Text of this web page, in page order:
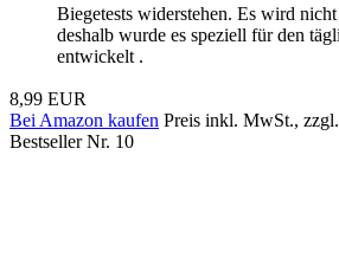
Biegetests widerstehen. Es wird
deshalb wurde es speziell für den
entwickelt .
8,99 EUR
Bei Amazon kaufen Preis inkl. MwSt.,
Bestseller Nr. 10